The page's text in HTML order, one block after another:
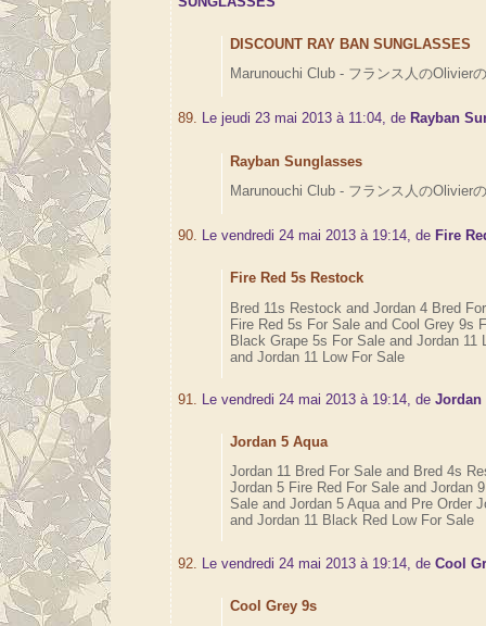
DISCOUNT RAY BAN SUNGLASSES
Marunouchi Club - フランス人のOlivier
89. Le jeudi 23 mai 2013 à 11:04, de Rayban
Rayban Sunglasses
Marunouchi Club - フランス人のOlivier
90. Le vendredi 24 mai 2013 à 19:14, de Fire
Fire Red 5s Restock
Bred 11s Restock and Jordan 4 Bred
Fire Red 5s For Sale and Cool Grey 9s
Black Grape 5s For Sale and Jordan 11
and Jordan 11 Low For Sale
91. Le vendredi 24 mai 2013 à 19:14, deJordan
Jordan 5 Aqua
Jordan 11 Bred For Sale and Bred 4s
Jordan 5 Fire Red For Sale and Jordan
Sale and Jordan 5 Aqua and Pre Order
and Jordan 11 Black Red Low For Sale
92. Le vendredi 24 mai 2013 à 19:14, deCool
Cool Grey 9s